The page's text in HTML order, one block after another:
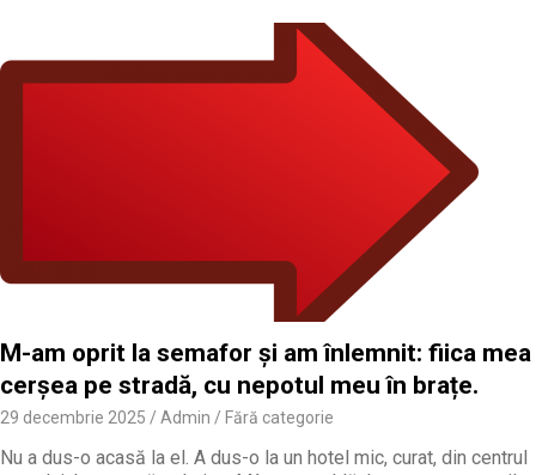
M-am oprit la semafor și am înlemnit: fiica mea
cerșea pe stradă, cu nepotul meu în brațe.
29 decembrie 2025 Admin Fără categorie
Nu a dus-o acasă la el. A dus-o la un hotel mic, curat, din centrul